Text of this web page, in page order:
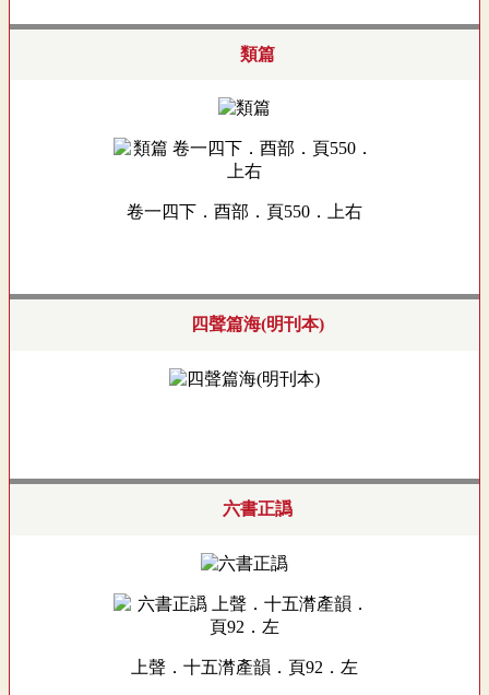
類篇
卷一四下．酉部．頁550．上右
四聲篇海(明刊本)
六書正譌
上聲．十五潸產韻．頁92．左